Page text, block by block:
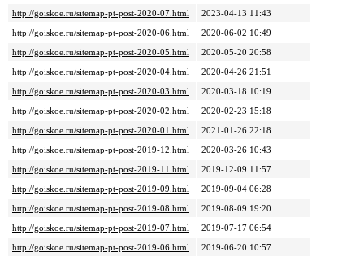
http://goiskoe.ru/sitemap-pt-post-2020-07.html
2023-04-13 11:43
http://goiskoe.ru/sitemap-pt-post-2020-06.html
2020-06-02 10:49
http://goiskoe.ru/sitemap-pt-post-2020-05.html
2020-05-20 20:58
http://goiskoe.ru/sitemap-pt-post-2020-04.html
2020-04-26 21:51
http://goiskoe.ru/sitemap-pt-post-2020-03.html
2020-03-18 10:19
http://goiskoe.ru/sitemap-pt-post-2020-02.html
2020-02-23 15:18
http://goiskoe.ru/sitemap-pt-post-2020-01.html
2021-01-26 22:18
http://goiskoe.ru/sitemap-pt-post-2019-12.html
2020-03-26 10:43
http://goiskoe.ru/sitemap-pt-post-2019-11.html
2019-12-09 11:57
http://goiskoe.ru/sitemap-pt-post-2019-09.html
2019-09-04 06:28
http://goiskoe.ru/sitemap-pt-post-2019-08.html
2019-08-09 19:20
http://goiskoe.ru/sitemap-pt-post-2019-07.html
2019-07-17 06:54
http://goiskoe.ru/sitemap-pt-post-2019-06.html
2019-06-20 10:57